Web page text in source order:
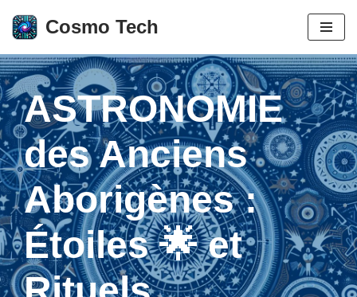
Aller
au
contenu
Cosmo Tech
ASTRONOMIE
des Anciens
Aborigènes :
Étoiles 🌟 et